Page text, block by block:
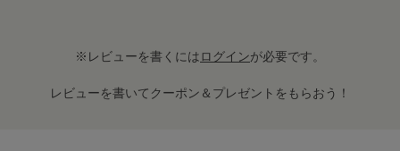
※レビューを書くにはログインが必要です。
レビューを書いてクーポン＆プレゼントをもらおう！